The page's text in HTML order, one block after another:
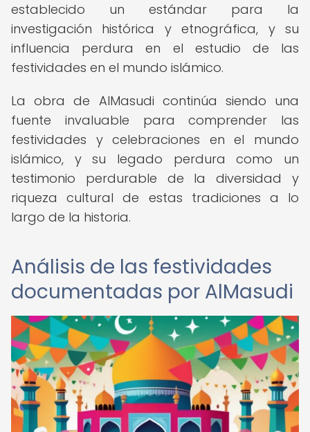
establecido un estándar para la
investigación histórica y etnográfica, y su
influencia perdura en el estudio de las
festividades en el mundo islámico.
La obra de AlMasudi continúa siendo una
fuente invaluable para comprender las
festividades y celebraciones en el mundo
islámico, y su legado perdura como un
testimonio perdurable de la diversidad y
riqueza cultural de estas tradiciones a lo
largo de la historia.
Análisis de las festividades
documentadas por AlMasudi